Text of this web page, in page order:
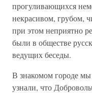
прогуливающихся
некрасивом, грубом,
при этом неприятно
были в обществе
ведущих беседы.
В знакомом городе мы
узнали, что